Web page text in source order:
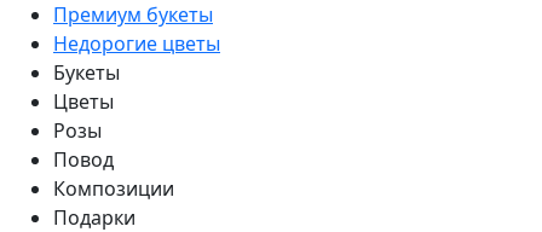
Премиум букеты
Недорогие цветы
Букеты
Цветы
Розы
Повод
Композиции
Подарки